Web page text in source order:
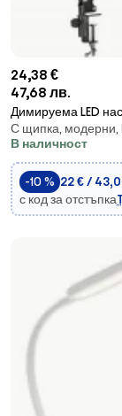
24,38 €
47,68 лв.
Димируема LED
лампа с щипка
3000/4000/6000K
С щипка, модерни,
В наличност
-10 % 22 € /
с код за отстъпка